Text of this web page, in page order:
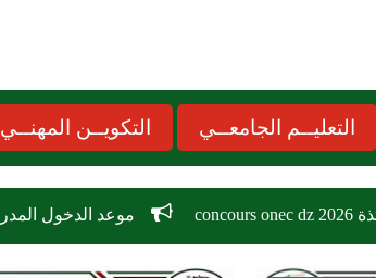
التعليــم الجامعــي التكويــن المهنــي
موعد الدخول المدرسي 2026-2027